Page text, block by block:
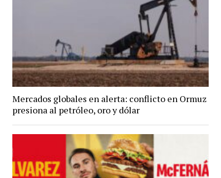
Mercados globales en alerta: conflicto en Ormuz
presiona al petróleo, oro y dólar